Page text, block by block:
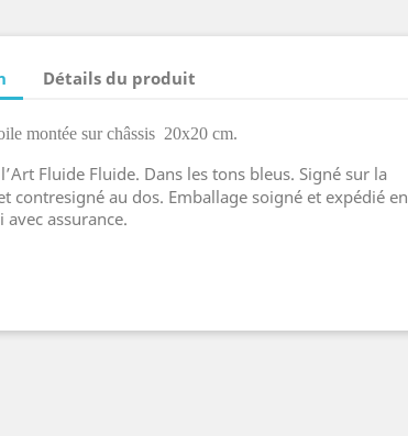
Détails du produit
montée sur châssis 20x20 cm.
Fluide Fluide. Dans les tons bleus. Signé sur la
contresigné au dos. Emballage soigné et expédié en
assurance.